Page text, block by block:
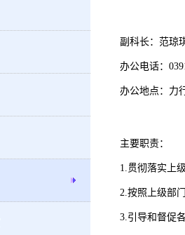
副科长：范琼
办公电话：
办公地点：力
主要职责：
1.贯彻落实上
2.按照上级部
3.引导和督促